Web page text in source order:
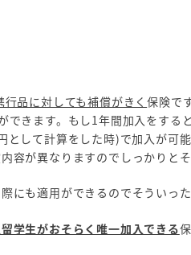
行品に対しても補償がきく保険で
きます。もし1年間加入をする
して計算をした時)で加入が可
容が異なりますのでしっかりとそ
にも適用ができるのでそういっ
学生がおそらく唯一加入できる